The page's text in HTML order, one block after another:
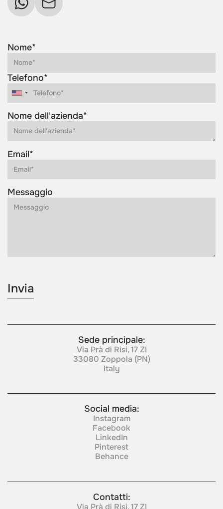
Nome*
Telefono*
Nome dell'azienda*
Email*
Messaggio
Sede principale:
Via Prà di Risi, 17 ZI
33080 Zoppola (PN)
Italy
Social media:
Instagram
Facebook
LinkedIn
Pinterest
Behance
Contatti:
Via Prà di Risi, 17 ZI